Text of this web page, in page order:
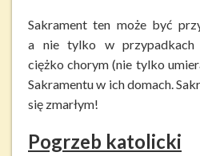
Sakrament ten może być
a nie tylko w przypadkach
ciężko chorym (nie tylko
Sakramentu w ich domach.
się zmarłym!
Pogrzeb katolicki